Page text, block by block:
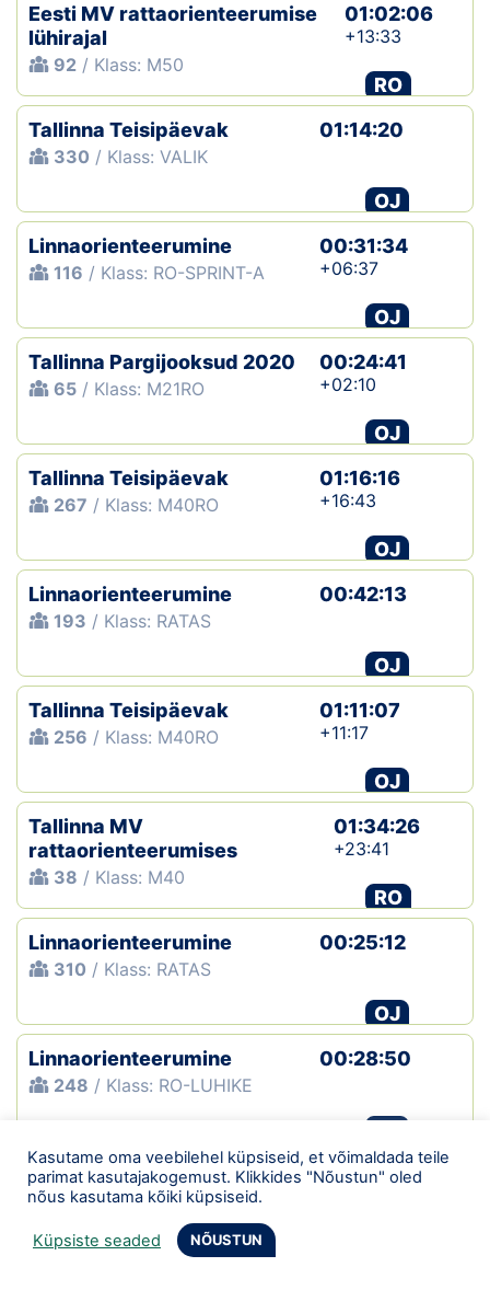
Eesti MV rattaorienteerumise
lühirajal
92 / Klass: M50
01:02:06
+13:33
RO
Tallinna Teisipäevak
330 / Klass: VALIK
01:14:20
OJ
Linnaorienteerumine
116 / Klass: RO-SPRINT-A
00:31:34
+06:37
OJ
Tallinna Pargijooksud 2020
65 / Klass: M21RO
00:24:41
+02:10
OJ
Tallinna Teisipäevak
267 / Klass: M40RO
01:16:16
+16:43
OJ
Linnaorienteerumine
193 / Klass: RATAS
00:42:13
OJ
Tallinna Teisipäevak
256 / Klass: M40RO
01:11:07
+11:17
OJ
Tallinna MV
rattaorienteerumises
38 / Klass: M40
01:34:26
+23:41
RO
Linnaorienteerumine
310 / Klass: RATAS
00:25:12
OJ
Linnaorienteerumine
248 / Klass: RO-LUHIKE
00:28:50
Linnaorienteerumine
238/ Klass: RO-LUHIKE
00:36:29
Kasutame oma veebilehel küpsiseid, et võimaldada teile
parimat kasutajakogemust. Klikkides "Nõustun" oled
nõus kasutama kõiki küpsiseid.
Küpsiste seaded NÕUSTUN